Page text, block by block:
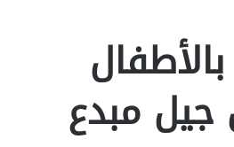
جيل مبدع